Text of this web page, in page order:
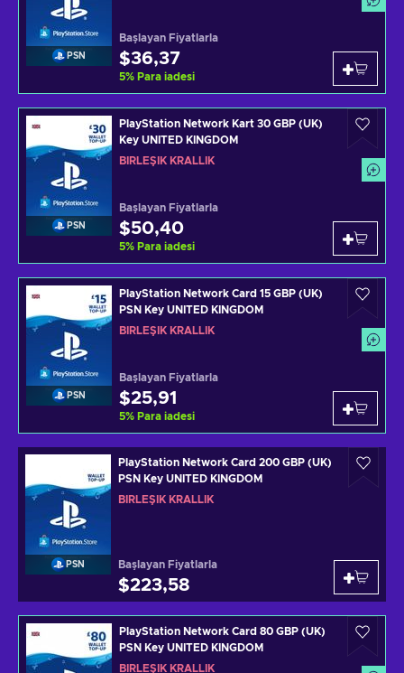
PSN
Başlayan Fiyatlarla
$36,37
5% Para iadesi
PSN
PlayStation Network Kart 30 GBP (UK)
Key UNITED KINGDOM
BIRLEŞIK KRALLIK
Başlayan Fiyatlarla
$50,40
5% Para iadesi
PSN
PlayStation Network Card 15 GBP (UK)
PSN Key UNITED KINGDOM
BIRLEŞIK KRALLIK
Başlayan Fiyatlarla
$25,91
5% Para iadesi
PSN
PlayStation Network Card 200 GBP (UK)
PSN Key UNITED KINGDOM
BIRLEŞIK KRALLIK
Başlayan Fiyatlarla
$223,58
PlayStation Network Card 80 GBP (UK)
PSN Key UNITED KINGDOM
BIRLEŞIK KRALLIK